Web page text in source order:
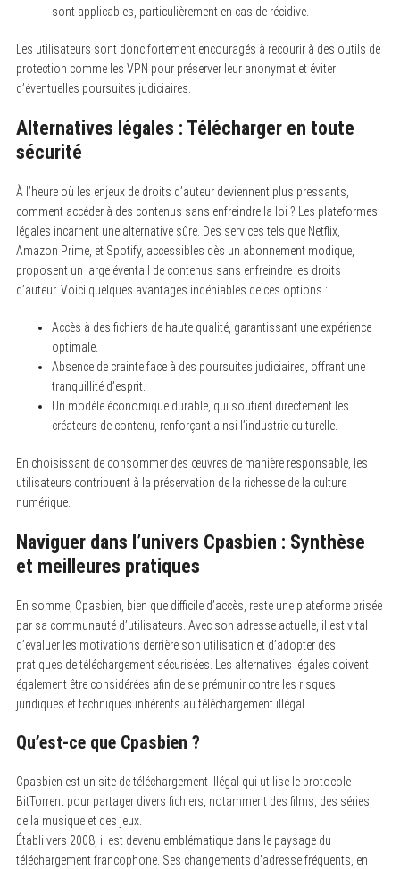
sont applicables, particulièrement en cas de récidive.
Les utilisateurs sont donc fortement encouragés à recourir à des outils de
protection comme les VPN pour préserver leur anonymat et éviter
d’éventuelles poursuites judiciaires.
Alternatives légales : Télécharger en toute
sécurité
À l’heure où les enjeux de droits d’auteur deviennent plus pressants,
comment accéder à des contenus sans enfreindre la loi ? Les plateformes
légales incarnent une alternative sûre. Des services tels que Netflix,
Amazon Prime, et Spotify, accessibles dès un abonnement modique,
proposent un large éventail de contenus sans enfreindre les droits
d’auteur. Voici quelques avantages indéniables de ces options :
Accès à des fichiers de haute qualité, garantissant une expérience
optimale.
Absence de crainte face à des poursuites judiciaires, offrant une
tranquillité d’esprit.
Un modèle économique durable, qui soutient directement les
créateurs de contenu, renforçant ainsi l’industrie culturelle.
En choisissant de consommer des œuvres de manière responsable, les
utilisateurs contribuent à la préservation de la richesse de la culture
numérique.
Naviguer dans l’univers Cpasbien : Synthèse
et meilleures pratiques
En somme, Cpasbien, bien que difficile d’accès, reste une plateforme prisée
par sa communauté d’utilisateurs. Avec son adresse actuelle, il est vital
d’évaluer les motivations derrière son utilisation et d’adopter des
pratiques de téléchargement sécurisées. Les alternatives légales doivent
également être considérées afin de se prémunir contre les risques
juridiques et techniques inhérents au téléchargement illégal.
Qu’est-ce que Cpasbien ?
Cpasbien est un site de téléchargement illégal qui utilise le protocole
BitTorrent pour partager divers fichiers, notamment des films, des séries,
de la musique et des jeux.
Établi vers 2008, il est devenu emblématique dans le paysage du
téléchargement francophone. Ses changements d’adresse fréquents, en